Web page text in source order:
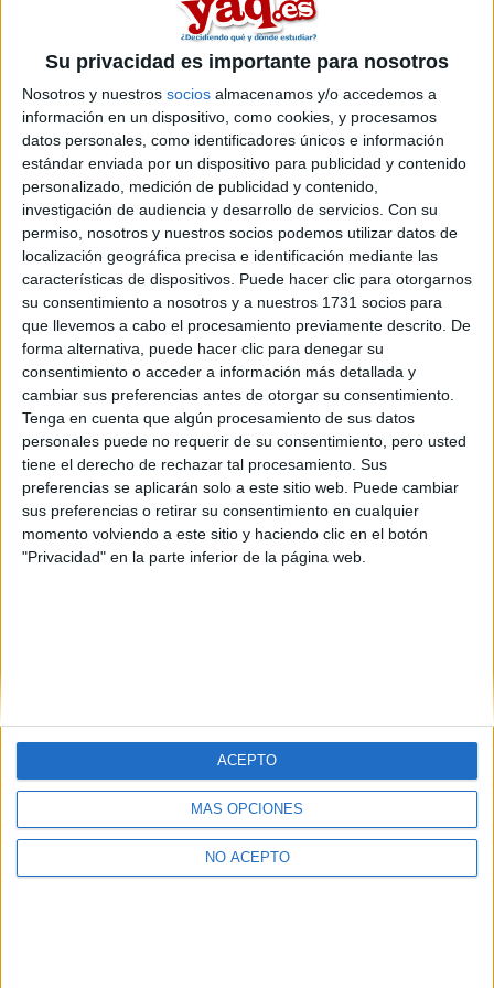
Su privacidad es importante para nosotros
Nosotros y nuestros socios almacenamos y/o accedemos a
información en un dispositivo, como cookies, y procesamos
datos personales, como identificadores únicos e información
estándar enviada por un dispositivo para publicidad y contenido
personalizado, medición de publicidad y contenido,
investigación de audiencia y desarrollo de servicios. Con su
permiso, nosotros y nuestros socios podemos utilizar datos de
localización geográfica precisa e identificación mediante las
características de dispositivos. Puede hacer clic para otorgarnos
su consentimiento a nosotros y a nuestros 1731 socios para
que llevemos a cabo el procesamiento previamente descrito. De
forma alternativa, puede hacer clic para denegar su
consentimiento o acceder a información más detallada y
cambiar sus preferencias antes de otorgar su consentimiento.
Tenga en cuenta que algún procesamiento de sus datos
personales puede no requerir de su consentimiento, pero usted
tiene el derecho de rechazar tal procesamiento. Sus
preferencias se aplicarán solo a este sitio web. Puede cambiar
sus preferencias o retirar su consentimiento en cualquier
momento volviendo a este sitio y haciendo clic en el botón
"Privacidad" en la parte inferior de la página web.
MÁS OPCIONES
NO ACEPTO
ACEPTO
medio de ser un deportista de élite o tener el 33% de
Inicio
Etiquetas: Soporte técnico
Quiénes somos |Contactar
Aviso legal|Politica de privacidad|Condiciones generales|Política
de cookies
© 2003-2026Compás Mediterráneo S.L.- Diego de León 47 - 28006
Madrid [ESPAÑA] - Tel. +34 91 593 2767